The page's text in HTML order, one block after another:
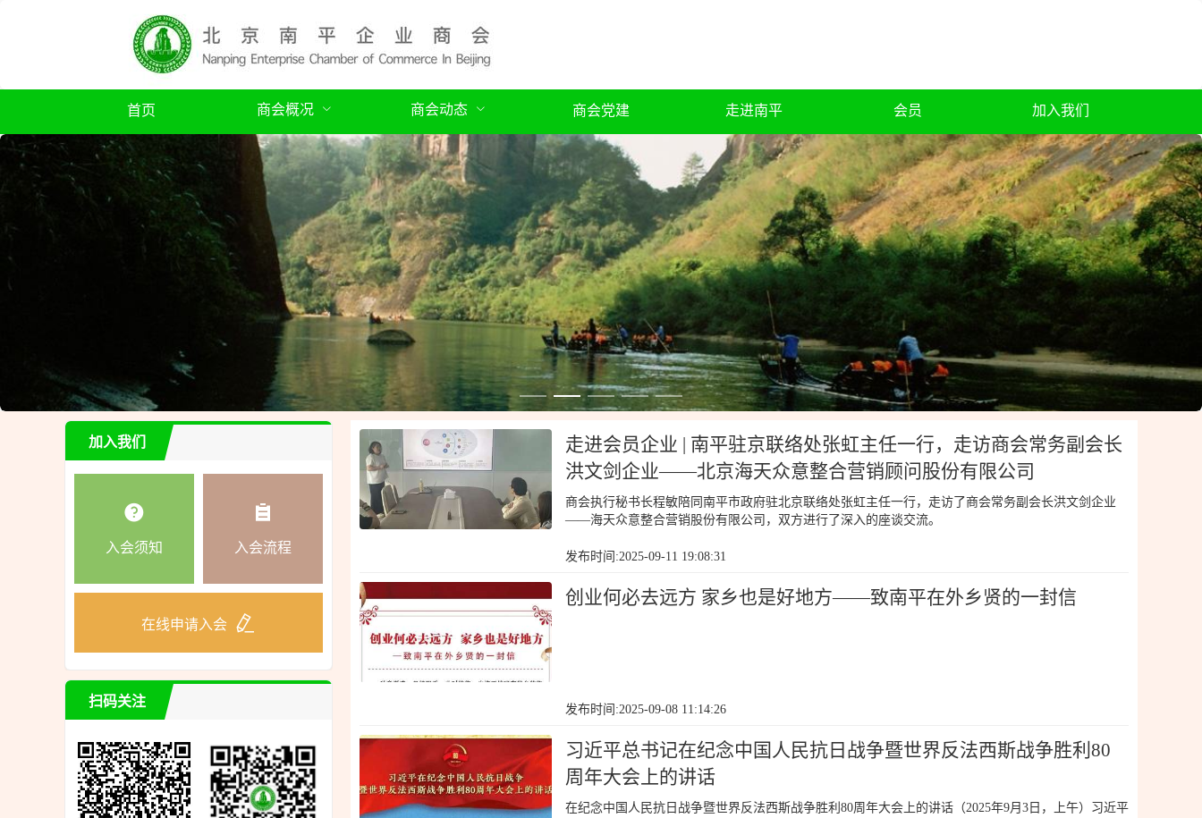
首页 商会概况 商会动态 商会党建 走进南平 会员 加入我们
加入我们
入会须知 入会流程
在线申请入会
扫码关注
走进会员企业 | 南平驻京联络处张虹主任一行，走访商会常务副会长
洪文剑企业——北京海天众意整合营销顾问股份有限公司
商会执行秘书长程敏陪同南平市政府驻北京联络处张虹主任一行，走访了商会常务副会长洪文剑企业
——海天众意整合营销股份有限公司，双方进行了深入的座谈交流。
发布时间:2025-09-11 19:08:31
创业何必去远方 家乡也是好地方——致南平在外乡贤的一封信
发布时间:2025-09-08 11:14:26
习近平总书记在纪念中国人民抗日战争暨世界反法西斯战争胜利80
周年大会上的讲话
在纪念中国人民抗日战争暨世界反法西斯战争胜利80周年大会上的讲话（2025年9月3日，上午）习近平